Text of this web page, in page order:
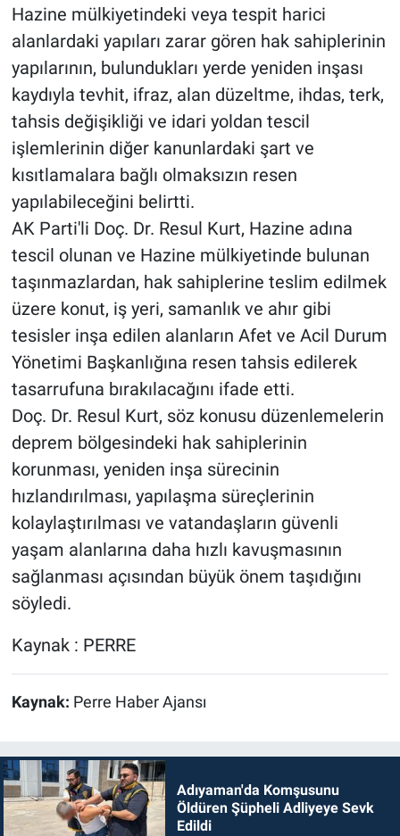
Hazine mülkiyetindeki veya tespit harici
alanlardaki yapıları zarar gören hak sahiplerinin
yapılarının, bulundukları yerde yeniden inşası
kaydıyla tevhit, ifraz, alan düzeltme, ihdas, terk,
tahsis değişikliği ve idari yoldan tescil
işlemlerinin diğer kanunlardaki şart ve
kısıtlamalara bağlı olmaksızın resen
yapılabileceğini belirtti.
AK Parti'li Doç. Dr. Resul Kurt, Hazine adına
tescil olunan ve Hazine mülkiyetinde bulunan
taşınmazlardan, hak sahiplerine teslim edilmek
üzere konut, iş yeri, samanlık ve ahır gibi
tesisler inşa edilen alanların Afet ve Acil Durum
Yönetimi Başkanlığına resen tahsis edilerek
tasarrufuna bırakılacağını ifade etti.
Doç. Dr. Resul Kurt, söz konusu düzenlemelerin
deprem bölgesindeki hak sahiplerinin
korunması, yeniden inşa sürecinin
hızlandırılması, yapılaşma süreçlerinin
kolaylaştırılması ve vatandaşların güvenli
yaşam alanlarına daha hızlı kavuşmasının
sağlanması açısından büyük önem taşıdığını
söyledi.
Kaynak : PERRE
Kaynak: Perre Haber Ajansı
Adıyaman'da Komşusunu
Öldüren Şüpheli Adliyeye Sevk
Edildi